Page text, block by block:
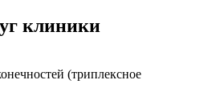
клиники
(триплексное